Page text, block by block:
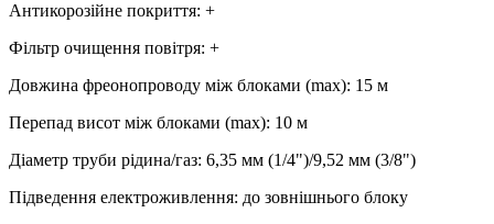
Антикорозійне покриття: +
Фільтр очищення повітря: +
Довжина фреонопроводу між блоками (max): 15 м
Перепад висот між блоками (max): 10 м
Діаметр труби рідина/газ: 6,35 мм (1/4")/9,52 мм (3/8")
Підведення електроживлення: до зовнішнього блоку